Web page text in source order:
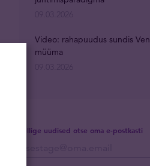
Tellige uudised otse oma e-postkasti
Video: rahapuudus sundis
müüma